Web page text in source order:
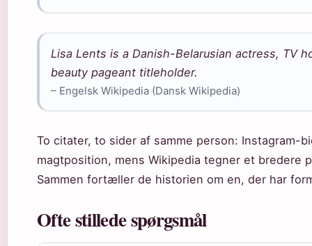
Lisa Lents is a Danish-Belarusian actress, TV
beauty pageant titleholder.
– Engelsk Wikipedia (Dansk Wikipedia)
To citater, to sider af samme person:
magtposition, mens Wikipedia tegner et bredere
Sammen fortæller de historien om en, der har
Ofte stillede spørgsmål